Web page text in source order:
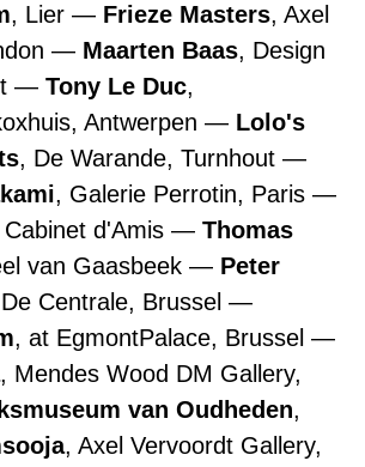
, Lier Frieze Masters, Axel
Maarten Baas, Design
Tony Le Duc,
Antwerpen
Lolo's
, De Warande, Turnhout
, Galerie Perrotin, Paris
Cabinet d'Amis
Thomas
van Gaasbeek
Peter
Centrale, Brussel
, at EgmontPalace, Brussel
, Mendes Wood DM Gallery,
van Oudheden,
, Axel Vervoordt Gallery,